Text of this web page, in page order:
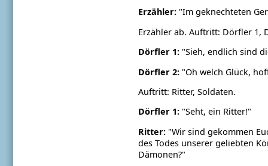
Erzähler:"Im geknechteten
Erzähler ab. Auftritt: Dörfler 1,
Dörfler 1:"Sieh, endlich sind
Dörfler 2:"Oh welch Glück,
Auftritt: Ritter, Soldaten.
Dörfler 1:"Seht, ein Ritter!"
Ritter:"Wir sind gekommen
des Todes unserer geliebten
Dämonen?"